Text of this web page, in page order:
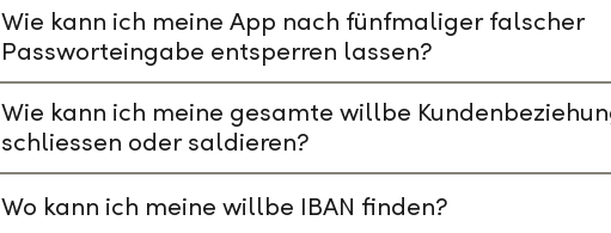
Wie kann ich meine App nach fünfmaliger falscher
Passworteingabe entsperren lassen?
Wie kann ich meine gesamte willbe
schliessen oder saldieren?
Wo kann ich meine willbe IBAN finden?